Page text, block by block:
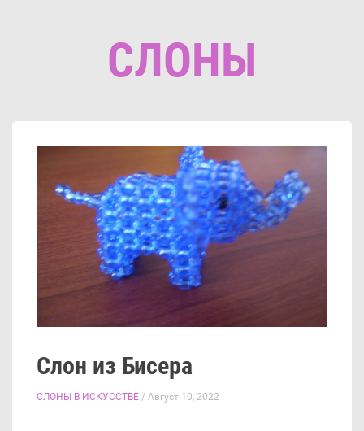
СЛОНЫ
Слон из Бисера
СЛОНЫ В ИСКУССТВЕ / Август 10, 2022